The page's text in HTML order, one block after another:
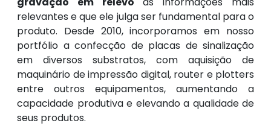
relevantes e que ele julga ser fundamental para o
produto. Desde 2010, incorporamos em nosso
portfólio a confecção de placas de sinalização
em diversos substratos, com aquisição de
maquinário de impressão digital, router e plotters
entre outros equipamentos, aumentando a
capacidade produtiva e elevando a qualidade de
seus produtos.